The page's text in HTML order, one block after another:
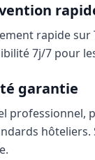
rapide
7j/7 pour
garantie
professionnel,